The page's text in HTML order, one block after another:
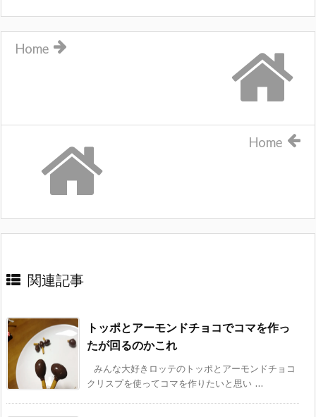
Home
Home
関連記事
トッポとアーモンドチョコでコマを作っ
たが回るのかこれ
みんな大好きロッテのトッポとアーモンドチョコ
クリスプを使ってコマを作りたいと思い ...